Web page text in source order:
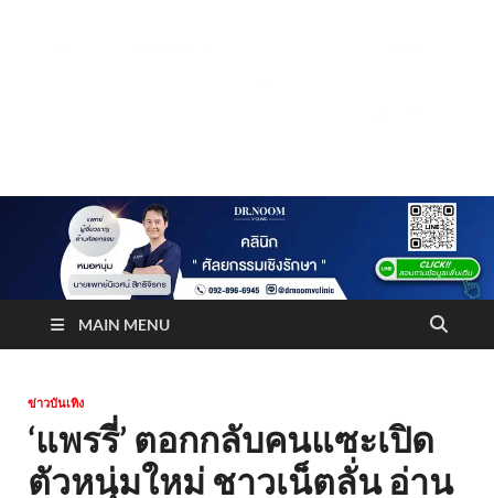
Truststoreonline
MAIN MENU
ข่าวบันเทิง
‘แพรรี่’ ตอกกลับคนแซะเปิด
ตัวหนุ่มใหม่ ชาวเน็ตลั่น อ่าน